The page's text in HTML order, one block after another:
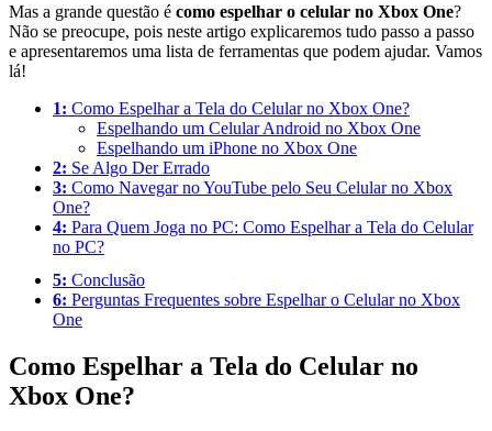
Mas a grande questão é como espelhar o celular no Xbox One?
Não se preocupe, pois neste artigo explicaremos tudo passo a passo
e apresentaremos uma lista de ferramentas que podem ajudar. Vamos
lá!
1: Como Espelhar a Tela do Celular no Xbox One?
Espelhando um Celular Android no Xbox One
Espelhando um iPhone no Xbox One
2: Se Algo Der Errado
3: Como Navegar no YouTube pelo Seu Celular no Xbox
One?
4: Para Quem Joga no PC: Como Espelhar a Tela do Celular
no PC?
5: Conclusão
6: Perguntas Frequentes sobre Espelhar o Celular no Xbox
One
Como Espelhar a Tela do Celular no
Xbox One?